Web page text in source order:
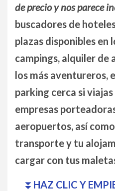
de precio y nos parece
buscadores de
plazas disponibles en
campings, alquiler de
los más aventureros,
parking cerca si
empresas
aeropuertos, así
transporte y tu
cargar con tus
⏬ HAZ CLIC Y